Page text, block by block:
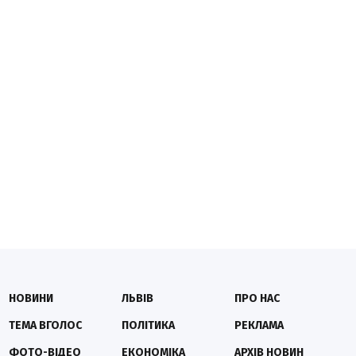
НОВИНИ
ТЕМА ВГОЛОС
ФОТО-ВІДЕО
ЛЬВІВ
ПОЛІТИКА
ЕКОНОМІКА
ПРО НАС
РЕКЛАМА
АРХІВ НОВИН